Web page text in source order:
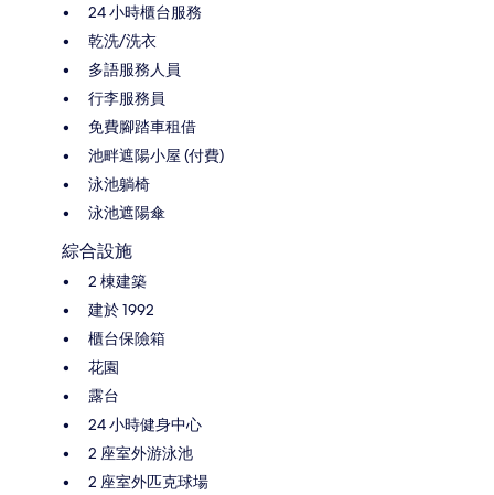
24 小時櫃台服務
乾洗/洗衣
多語服務人員
行李服務員
免費腳踏車租借
池畔遮陽小屋 (付費)
泳池躺椅
泳池遮陽傘
綜合設施
2 棟建築
建於 1992
櫃台保險箱
花園
露台
24 小時健身中心
2 座室外游泳池
2 座室外匹克球場